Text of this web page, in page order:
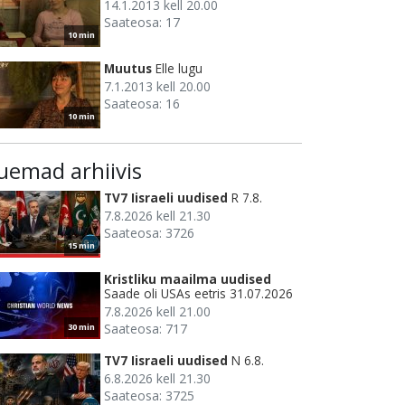
10 min
14.1.2013 kell 20.00
Saateosa: 17
10 min
Muutus Elle lugu
7.1.2013 kell 20.00
Saateosa: 16
arhiivis
15 min
TV7 Iisraeli uudised R 7.8.
7.8.2026 kell 21.30
Saateosa: 3726
30 min
Kristliku maailma uudised
Saade oli USAs eetris 31.07.2026
7.8.2026 kell 21.00
Saateosa: 717
TV7 Iisraeli uudised N 6.8.
6.8.2026 kell 21.30
Saateosa: 3725